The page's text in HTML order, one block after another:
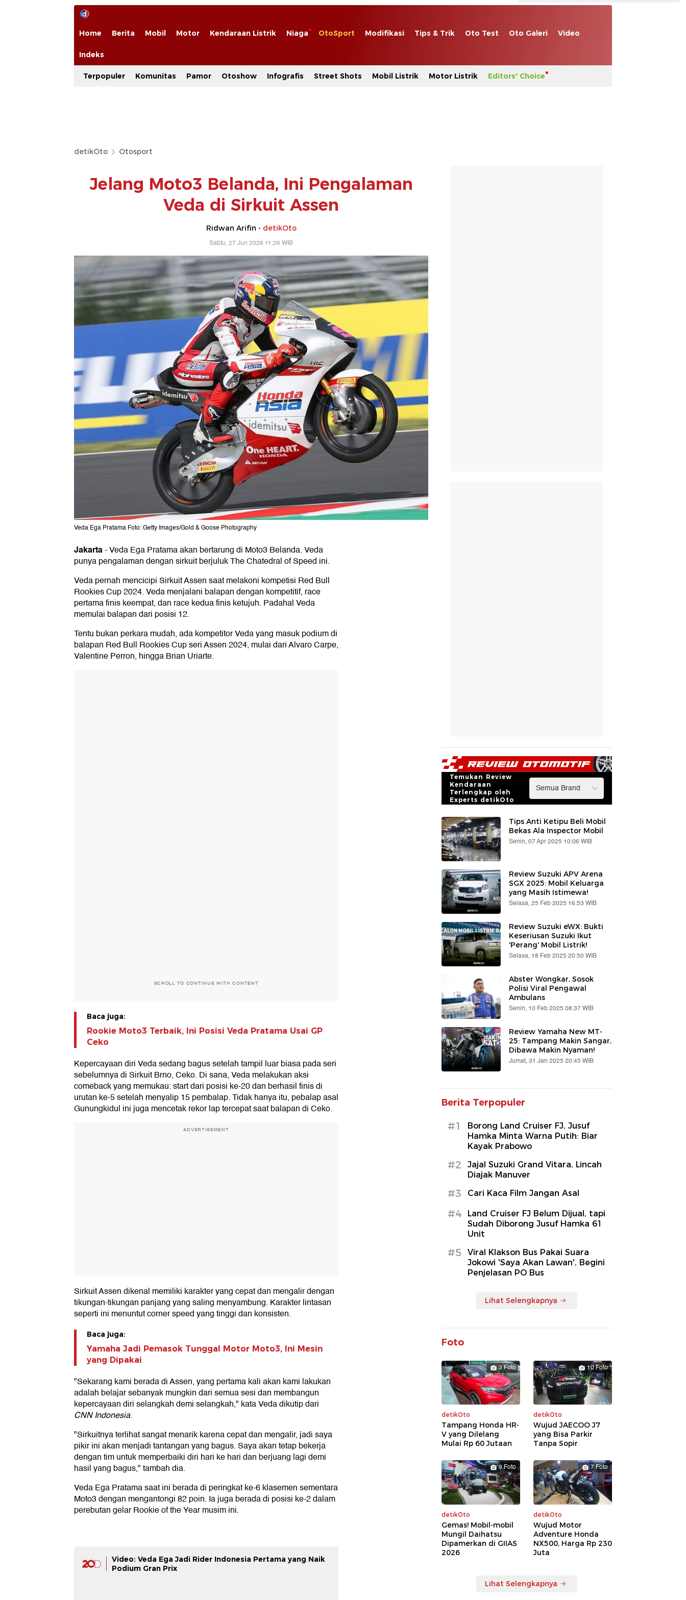
Home Berita Mobil Motor Kendaraan Listrik Niaga OtoSport Modifikasi Tips & Trik Oto Test Oto Galeri Video
Indeks
Terpopuler Komunitas Pamor Otoshow Infografis Street Shots Mobil Listrik Motor Listrik Editors' Choice
detikOto Otosport
Jelang Moto3 Belanda, Ini Pengalaman
Veda di Sirkuit Assen
Ridwan Arifin - detikOto
Sabtu, 27 Jun 2026 11:26 WIB
Veda Ega Pratama Foto: Getty Images/Gold & Goose Photography
Jakarta-Veda Ega Pratama akan bertarung di Moto3 Belanda. Veda
punya pengalaman dengan sirkuit berjuluk The Chatedral of Speed ini.
Veda pernah mencicipi Sirkuit Assen saat melakoni kompetisi Red Bull
Rookies Cup 2024. Veda menjalani balapan dengan kompetitif, race
pertama finis keempat, dan race kedua finis ketujuh. Padahal Veda
memulai balapan dari posisi 12.
Tentu bukan perkara mudah, ada kompetitor Veda yang masuk podium di
balapan Red Bull Rookies Cup seri Assen 2024, mulai dari Alvaro Carpe,
Valentine Perron, hingga Brian Uriarte.
SCROLL TO CONTINUE WITH CONTENT
Baca juga:
Rookie Moto3 Terbaik, Ini Posisi Veda Pratama Usai GP
Ceko
Kepercayaan diri Veda sedang bagus setelah tampil luar biasa pada seri
sebelumnya di Sirkuit Brno, Ceko. Di sana, Veda melakukan aksi
comeback yang memukau: start dari posisi ke-20 dan berhasil finis di
urutan ke-5 setelah menyalip 15 pembalap. Tidak hanya itu, pebalap asal
Gunungkidul ini juga mencetak rekor lap tercepat saat balapan di Ceko.
ADVERTISEMENT
Sirkuit Assen dikenal memiliki karakter yang cepat dan mengalir dengan
tikungan-tikungan panjang yang saling menyambung. Karakter lintasan
seperti ini menuntut corner speed yang tinggi dan konsisten.
Baca juga:
Yamaha Jadi Pemasok Tunggal Motor Moto3, Ini Mesin
yang Dipakai
"Sekarang kami berada di Assen, yang pertama kali akan kami lakukan
adalah belajar sebanyak mungkin dari semua sesi dan membangun
kepercayaan diri selangkah demi selangkah," kata Veda dikutip dari
CNN Indonesia.
"Sirkuitnya terlihat sangat menarik karena cepat dan mengalir, jadi saya
pikir ini akan menjadi tantangan yang bagus. Saya akan tetap bekerja
dengan tim untuk memperbaiki diri hari ke hari dan berjuang lagi demi
hasil yang bagus," tambah dia.
Veda Ega Pratama saat ini berada di peringkat ke-6 klasemen sementara
Moto3 dengan mengantongi 82 poin. Ia juga berada di posisi ke-2 dalam
perebutan gelar Rookie of the Year musim ini.
Video: Veda Ega Jadi Rider Indonesia Pertama yang Naik
Podium Gran Prix
Temukan Review
Kendaraan
Terlengkap oleh
Experts detikOto
Tips Anti Ketipu Beli Mobil
Bekas Ala Inspector Mobil
Senin, 07 Apr 2025 10:06 WIB
Review Suzuki APV Arena
SGX 2025: Mobil Keluarga
yang Masih Istimewa!
Selasa, 25 Feb 2025 16:53 WIB
Review Suzuki eWX: Bukti
Keseriusan Suzuki Ikut
'Perang' Mobil Listrik!
Selasa, 18 Feb 2025 20:50 WIB
Abster Wongkar, Sosok
Polisi Viral Pengawal
Ambulans
Senin, 10 Feb 2025 08:37 WIB
Review Yamaha New MT-
25: Tampang Makin Sangar,
Dibawa Makin Nyaman!
Jumat, 31 Jan 2025 20:45 WIB
Berita Terpopuler
#1
Borong Land Cruiser FJ, Jusuf
Hamka Minta Warna Putih: Biar
Kayak Prabowo
#2
Jajal Suzuki Grand Vitara, Lincah
Diajak Manuver
#3 Cari Kaca Film Jangan Asal
#4
Land Cruiser FJ Belum Dijual, tapi
Sudah Diborong Jusuf Hamka 61
Unit
#5
Viral Klakson Bus Pakai Suara
Jokowi 'Saya Akan Lawan', Begini
Penjelasan PO Bus
Lihat Selengkapnya
Foto
3 Foto
detikOto
Tampang Honda HR-
V yang Dilelang
Mulai Rp 60 Jutaan
10 Foto
detikOto
Wujud JAECOO J7
yang Bisa Parkir
Tanpa Sopir
9 Foto
detikOto
Gemas! Mobil-mobil
Mungil Daihatsu
Dipamerkan di GIIAS
2026
7 Foto
detikOto
Wujud Motor
Adventure Honda
NX500, Harga Rp 230
Juta
Lihat Selengkapnya